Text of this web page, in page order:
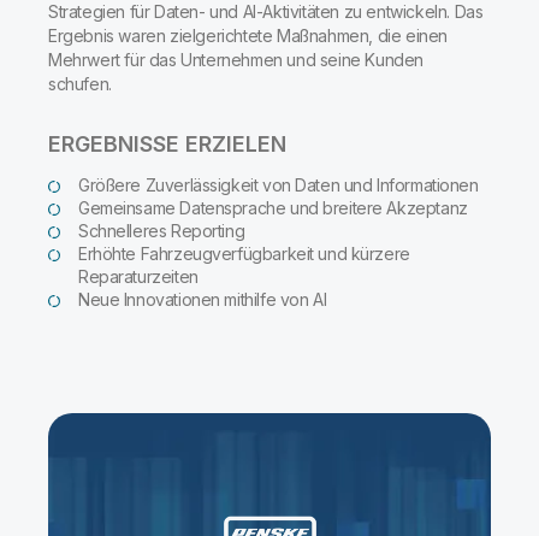
Strategien für Daten- und AI-Aktivitäten zu entwickeln. Das
Ergebnis waren zielgerichtete Maßnahmen, die einen
Mehrwert für das Unternehmen und seine Kunden
schufen.
ERGEBNISSE ERZIELEN
Größere Zuverlässigkeit von Daten und Informationen
Gemeinsame Datensprache und breitere Akzeptanz
Schnelleres Reporting
Erhöhte Fahrzeugverfügbarkeit und kürzere
Reparaturzeiten
Neue Innovationen mithilfe von AI